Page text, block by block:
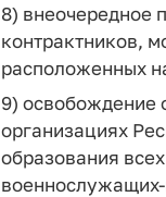
8) внеочередное
контрактников,
расположенных
9) освобождение
организациях
образования